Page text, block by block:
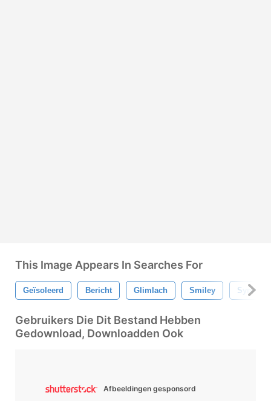
This Image Appears In Searches For
Geïsoleerd Bericht Glimlach Smiley Symbool
Gebruikers Die Dit Bestand Hebben
Gedownload, Downloadden Ook
Afbeeldingen gesponsord